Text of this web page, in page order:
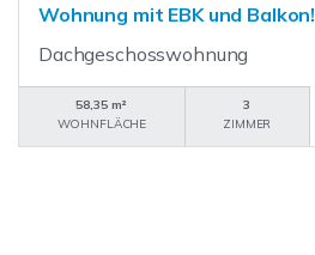
Wohnung mit EBK und Balkon!
Dachgeschosswohnung
58,35 m²
WOHNFLÄCHE
3
ZIMMER